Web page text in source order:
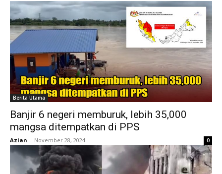
Berita Utama
Banjir 6 negeri memburuk, lebih 35,000
mangsa ditempatkan di PPS
Azian - November 28, 2024 0